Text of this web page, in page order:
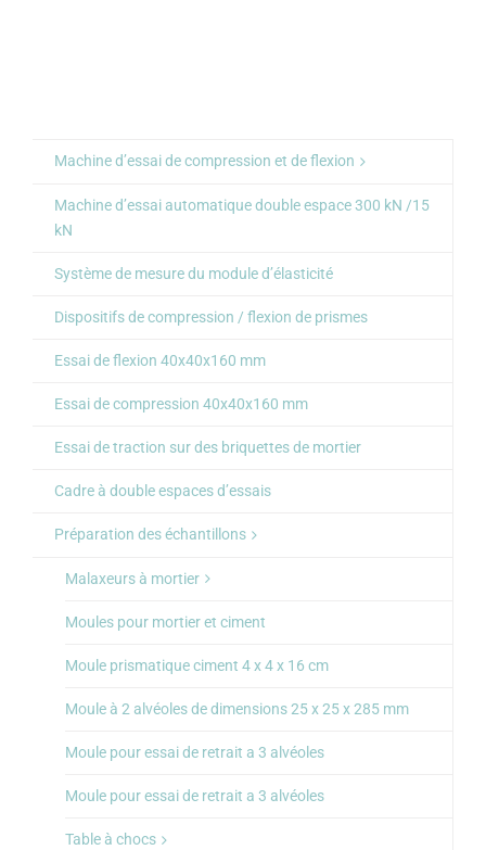
Machine d’essai de compression et de flexion
Machine d’essai automatique double espace 300 kN /15
kN
Système de mesure du module d’élasticité
Dispositifs de compression / flexion de prismes
Essai de flexion 40x40x160 mm
Essai de compression 40x40x160 mm
Essai de traction sur des briquettes de mortier
Cadre à double espaces d’essais
Préparation des échantillons
Malaxeurs à mortier
Moules pour mortier et ciment
Moule prismatique ciment 4 x 4 x 16 cm
Moule à 2 alvéoles de dimensions 25 x 25 x 285 mm
Moule pour essai de retrait a 3 alvéoles
Moule pour essai de retrait a 3 alvéoles
Table à chocs